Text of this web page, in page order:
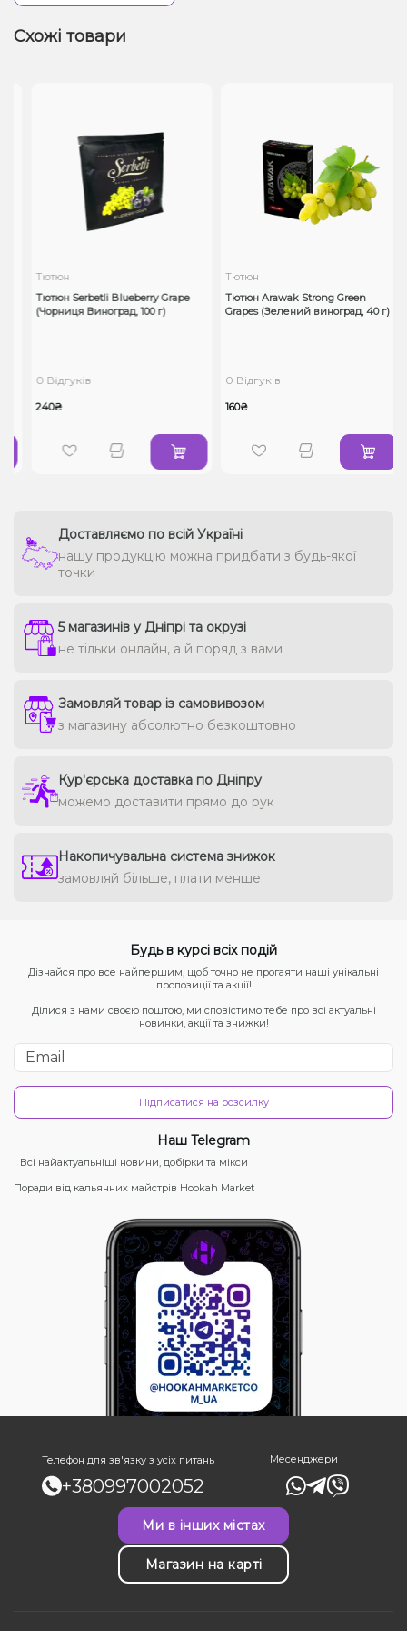
Схожі товари
Тютюн
Тютюн Serbetli Blueberry Grape
(Чорниця Виноград, 100 г)
0 Відгуків
240₴
Тютюн
Тютюн Arawak Strong Green
Grapes (Зелений виноград, 40 г)
0 Відгуків
160₴
Доставляємо по всій Україні
нашу продукцію можна придбати з будь-якої
точки
5 магазинів у Дніпрі та окрузі
не тільки онлайн, а й поряд з вами
Замовляй товар із самовивозом
з магазину абсолютно безкоштовно
Кур'єрська доставка по Дніпру
можемо доставити прямо до рук
Накопичувальна система знижок
замовляй більше, плати менше
Будь в курсі всіх подій
Дізнайся про все найпершим, щоб точно не прогаяти наші унікальні
пропозиції та акції!
Ділися з нами своєю поштою, ми сповістимо тебе про всі актуальні
новинки, акції та знижки!
Підписатися на розсилку
Наш Telegram
Всі найактуальніші новини, добірки та мікси
Поради від кальянних майстрів Hookah Market
Телефон для зв'язку з усіх питань
+380997002052
Месенджери
Ми в інших містах
Магазин на карті